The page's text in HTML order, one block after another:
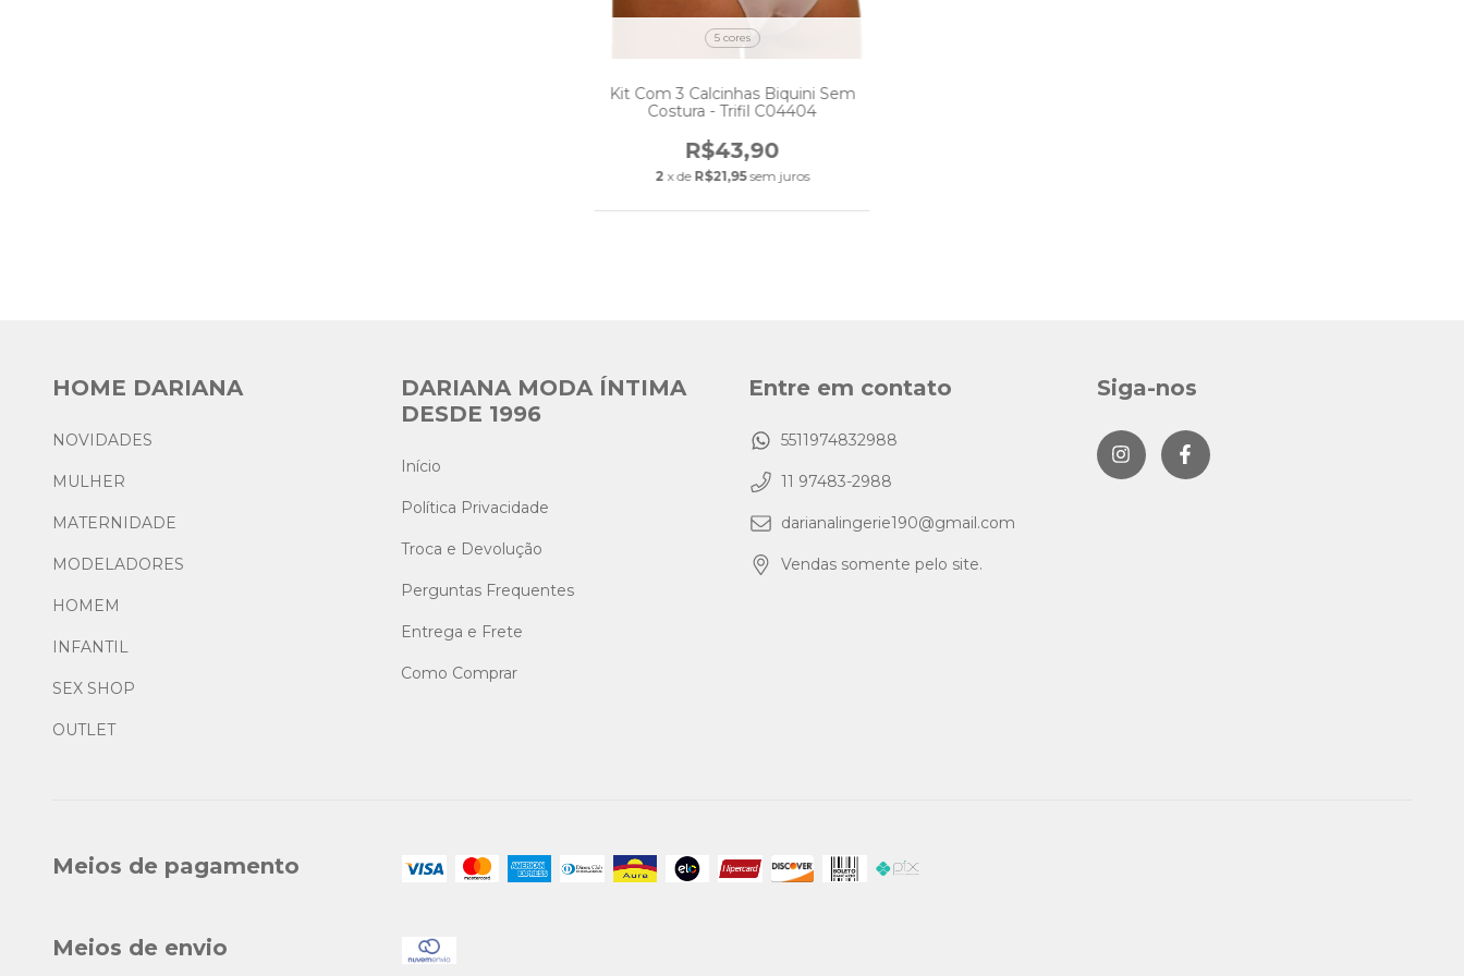
5 cores
Kit Com 3 Calcinhas Biquini Sem
Costura - Trifil C04404
R$43,90
2 x de R$21,95 sem juros
HOME DARIANA
NOVIDADES
MULHER
MATERNIDADE
MODELADORES
HOMEM
INFANTIL
SEX SHOP
OUTLET
DARIANA MODA ÍNTIMA
DESDE 1996
Início
Política Privacidade
Troca e Devolução
Perguntas Frequentes
Entrega e Frete
Como Comprar
Entre em contato
5511974832988
11 97483-2988
darianalingerie190@gmail.com
Vendas somente pelo site.
Siga-nos
Meios de pagamento
Meios de envio